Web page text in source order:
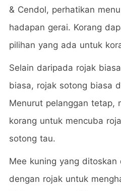
& Cendol, perhatikan
hadapan gerai. Korang
pilihan yang ada untuk
Selain daripada rojak
biasa, rojak sotong biasa
Menurut pelanggan tetap,
korang untuk mencuba
sotong tau.
Mee kuning yang ditoskan
dengan rojak untuk